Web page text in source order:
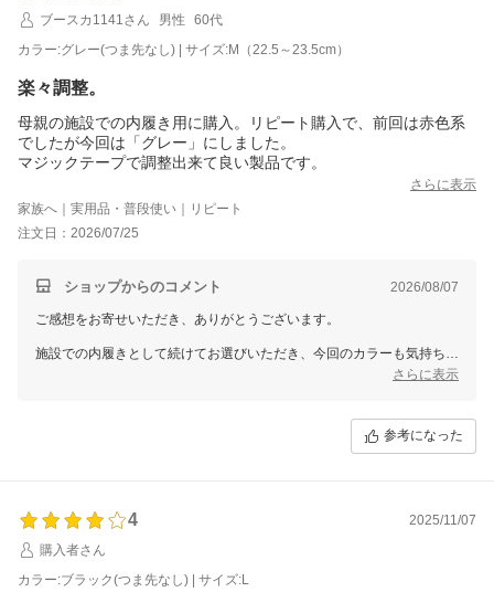
ブースカ1141さん
男性
60代
カラー:グレー(つま先なし) | サイズ:M（22.5～23.5cm）
楽々調整。
母親の施設での内履き用に購入。リピート購入で、前回は赤色系
でしたが今回は「グレー」にしました。
マジックテープで調整出来て良い製品です。
さらに表示
家族へ｜実用品・普段使い｜リピート
注文日：2026/07/25
ショップからのコメント 2026/08/07
ご感想をお寄せいただき、ありがとうございます。
施設での内履きとして続けてお選びいただき、今回のカラーも気持ちよ
くご使用いただけているとのお声を嬉しく拝見しました。調整のしやす
さらに表示
参考になった
4
2025/11/07
購入者さん
カラー:ブラック(つま先なし) | サイズ:L